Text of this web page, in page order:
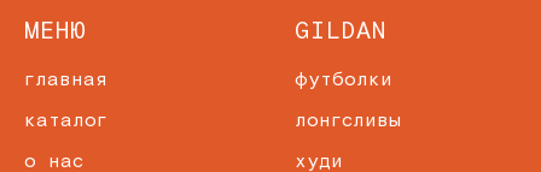
МЕНЮ
главная
каталог
о нас
GILDAN
футболки
лонгсливы
худи